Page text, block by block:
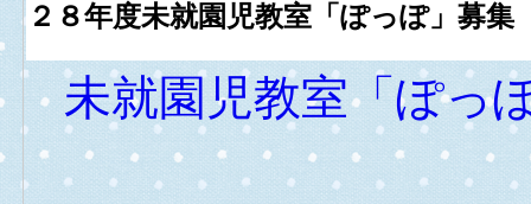
２８年度未就園児教室「ぽっぽ」募集
未就園児教室「ぽっ